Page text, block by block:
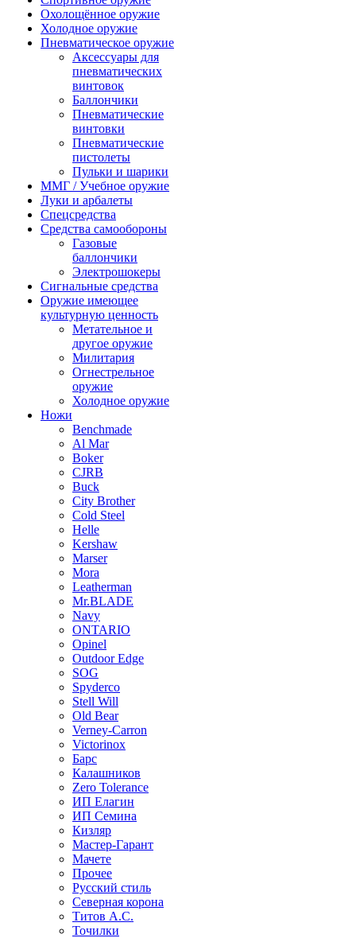
Охолощённое оружие
Холодное оружие
Пневматическое оружие
Аксессуары для
пневматических
винтовок
Баллончики
Пневматические
винтовки
Пневматические
пистолеты
Пульки и шарики
ММГ / Учебное оружие
Луки и арбалеты
Спецсредства
Средства самообороны
Газовые
баллончики
Электрошокеры
Сигнальные средства
Оружие имеющее
культурную ценность
Метательное и
другое оружие
Милитария
Огнестрельное
оружие
Холодное оружие
Ножи
Benchmade
Al Mar
Boker
CJRB
Buck
City Brother
Cold Steel
Helle
Kershaw
Marser
Mora
Leatherman
Mr.BLADE
Navy
ONTARIO
Opinel
Outdoor Edge
SOG
Spyderco
Stell Will
Old Bear
Verney-Carron
Victorinox
Барс
Калашников
Zero Tolerance
ИП Елагин
ИП Семина
Кизляр
Мастер-Гарант
Мачете
Прочее
Русский стиль
Северная корона
Титов А.С.
Точилки